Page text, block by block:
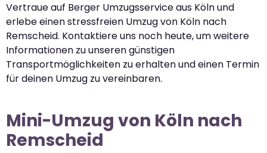
Vertraue auf Berger Umzugsservice aus Köln und
erlebe einen stressfreien Umzug von Köln nach
Remscheid. Kontaktiere uns noch heute, um weitere
Informationen zu unseren günstigen
Transportmöglichkeiten zu erhalten und einen Termin
für deinen Umzug zu vereinbaren.
Mini-Umzug von Köln nach
Remscheid